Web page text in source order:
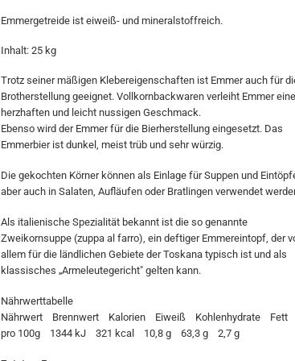
Emmergetreide ist eiweiß- und mineralstoffreich.
Inhalt: 25 kg
Trotz seiner mäßigen Klebereigenschaften ist Emmer auch für
Brotherstellung geeignet. Vollkornbackwaren verleiht Emmer
herzhaften und leicht nussigen Geschmack.
Ebenso wird der Emmer für die Bierherstellung eingesetzt. Das
Emmerbier ist dunkel, meist trüb und sehr würzig.
Die gekochten Körner können als Einlage für Suppen und
aber auch in Salaten, Aufläufen oder Bratlingen verwendet
Als italienische Spezialität bekannt ist die so genannte
Zweikornsuppe (zuppa al farro), ein deftiger Emmereintopf, der
allem für die ländlichen Gebiete der Toskana typisch ist und als
klassisches „Armeleutegericht" gelten kann.
Nährwerttabelle
Nährwert Brennwert Kalorien Eiweiß Kohlenhydrate Fett
pro 100g 1344 kJ 321 kcal 10,8 g 63,3 g 2,7 g